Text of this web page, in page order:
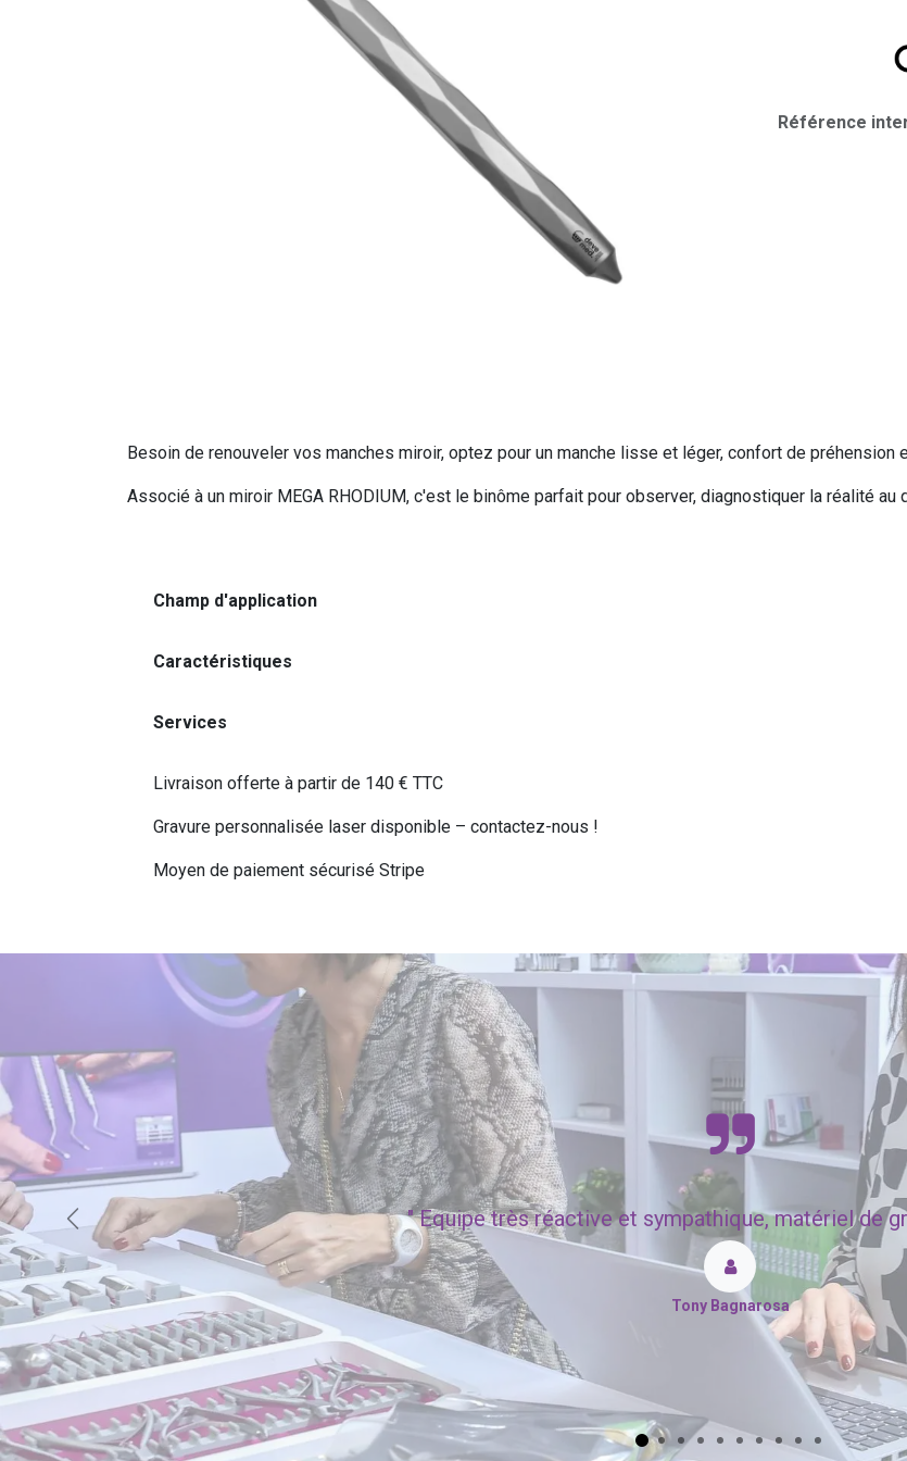
Référence
Besoin de renouveler vos manches miroir, optez pour un manche lisse et léger, confort de préhension
Associé à un miroir MEGA RHODIUM, c'est le binôme parfait pour observer, diagnostiquer la réalité au
Champ d'application
Caractéristiques
Services
Livraison offerte à partir de 140 € TTC
Gravure personnalisée laser disponible – contactez-nous !
Moyen de paiement sécurisé Stripe
"Equipe très réactive et sympathique, matériel de
Tony Bagnarosa
Précédent